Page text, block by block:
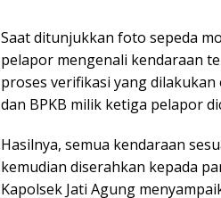
Saat ditunjukkan foto sepeda
pelapor mengenali kendaraan
proses verifikasi yang
dan BPKB milik ketiga pelapor
Hasilnya, semua kendaraan
kemudian diserahkan kepada
Kapolsek Jati Agung